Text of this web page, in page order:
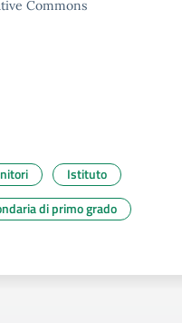
Commons
Istituto
di primo grado